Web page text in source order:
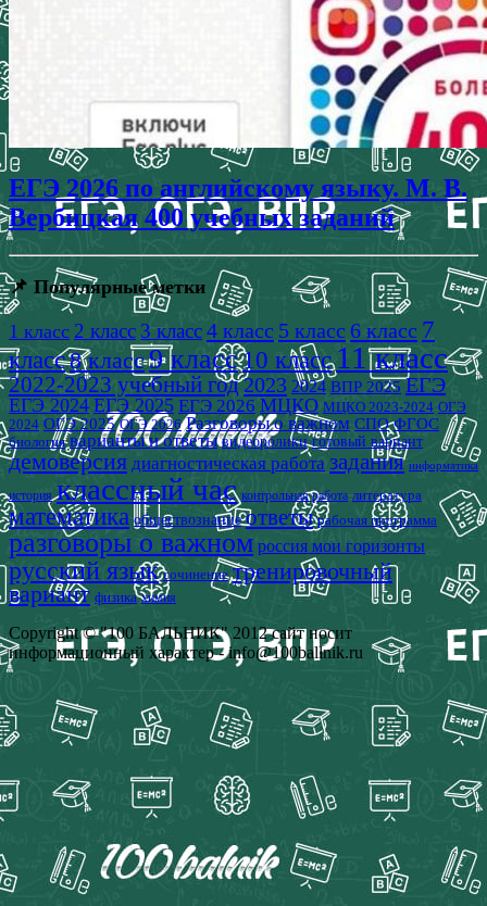
ЕГЭ 2026 по английскому языку. М. В.
Вербицкая 400 учебных заданий
📌 Популярные метки
1 класс 2 класс 3 класс4 класс 5 класс 6 класс 7
класс8 класс9 класс10 класс11 класс
2022-2023 учебный год2023 2024 ВПР 2025 ЕГЭ
ЕГЭ 2024 ЕГЭ 2025 ЕГЭ 2026 МЦКО МЦКО 2023-2024 ОГЭ
2024 ОГЭ 2025 ОГЭ 2026 Разговоры о важном СПО ФГОС
биология варианты и ответы видеоролики готовый вариант
демоверсия диагностическая работа задания информатика
история классный час контрольная работа литература
математика обществознание ответы рабочая программа
разговоры о важном россия мои горизонты
русский язык сочинение тренировочный
вариант физика химия
Copyright © "100 БАЛЬНИК" 2012 сайт носит
информационный характер - info@100ballnik.ru